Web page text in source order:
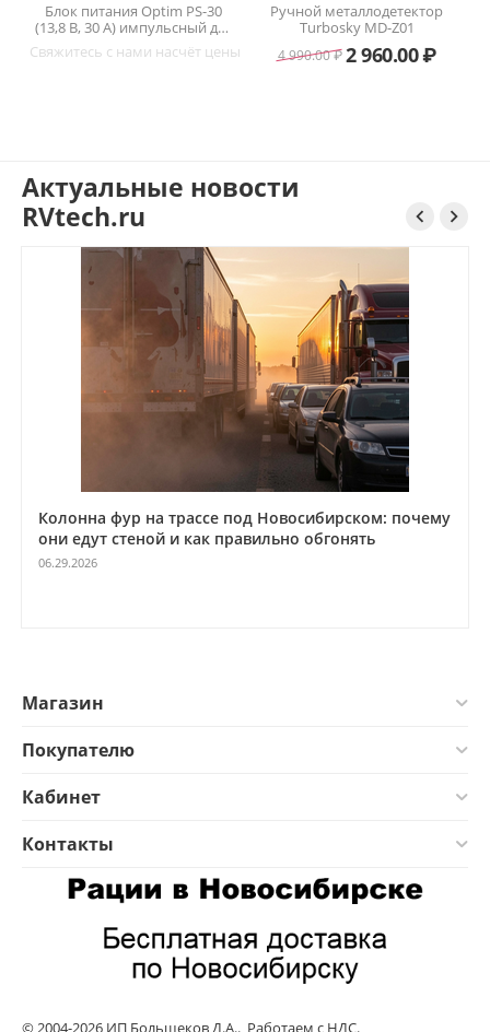
Блок питания Optim PS-30
(13,8 В, 30 А) импульсный для
радиостанций —
Новосибирск
Свяжитесь с нами насчёт цены
Ручной металлодетектор
Turbosky MD-Z01
4 990.00₽2 960.00₽
Актуальные новости
RVtech.ru
 
Колонна фур на трассе под Новосибирском: почему
они едут стеной и как правильно обгонять
06.29.2026
Магазин
Покупателю
Кабинет
Контакты
© 2004-2026 ИП Большеков Д.А.. Работаем с НДС.